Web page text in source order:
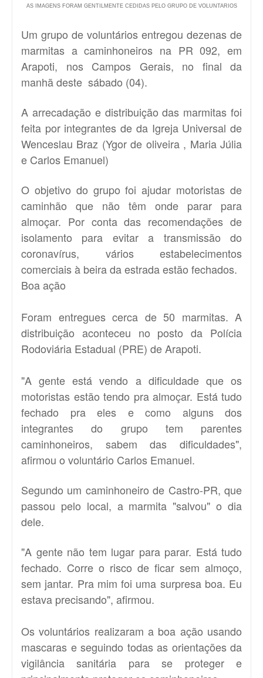
AS IMAGENS FORAM GENTILMENTE CEDIDAS PELO GRUPO DE VOLUNTARIOS
Um grupo de voluntários entregou dezenas de
marmitas a caminhoneiros na PR 092, em
Arapoti, nos Campos Gerais, no final da
manhã deste sábado (04).
A arrecadação e distribuição das marmitas foi
feita por integrantes de da Igreja Universal de
Wenceslau Braz (Ygor de oliveira , Maria Júlia
e Carlos Emanuel)
O objetivo do grupo foi ajudar motoristas de
caminhão que não têm onde parar para
almoçar. Por conta das recomendações de
isolamento para evitar a transmissão do
coronavírus, vários estabelecimentos
comerciais à beira da estrada estão fechados.
Boa ação
Foram entregues cerca de 50 marmitas. A
distribuição aconteceu no posto da Polícia
Rodoviária Estadual (PRE) de Arapoti.
"A gente está vendo a dificuldade que os
motoristas estão tendo pra almoçar. Está tudo
fechado pra eles e como alguns dos
integrantes do grupo tem parentes
caminhoneiros, sabem das dificuldades",
afirmou o voluntário Carlos Emanuel.
Segundo um caminhoneiro de Castro-PR, que
passou pelo local, a marmita "salvou" o dia
dele.
"A gente não tem lugar para parar. Está tudo
fechado. Corre o risco de ficar sem almoço,
sem jantar. Pra mim foi uma surpresa boa. Eu
estava precisando", afirmou.
Os voluntários realizaram a boa ação usando
mascaras e seguindo todas as orientações da
vigilância sanitária para se proteger e